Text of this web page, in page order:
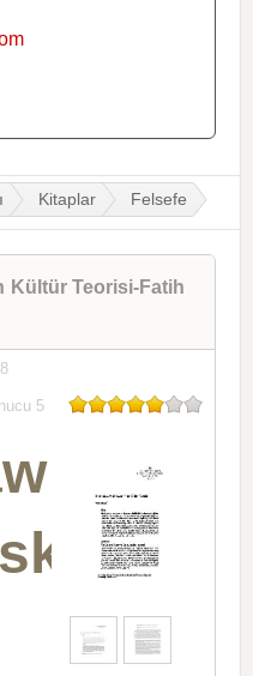
Kitaplar Felsefe
Kültür Teorisi-Fatih
5